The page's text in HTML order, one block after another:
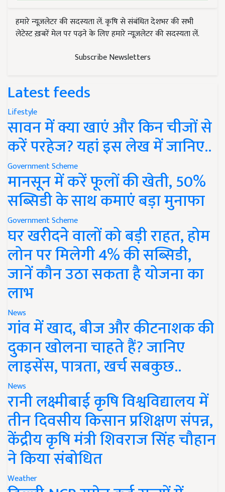
हमारे न्यूज़लेटर की सदस्यता लें. कृषि से संबंधित देशभर की सभी
लेटेस्ट ख़बरें मेल पर पढ़ने के लिए हमारे न्यूज़लेटर की सदस्यता लें.
Subscribe Newsletters
Latest feeds
Lifestyle
सावन में क्या खाएं और किन चीजों से
करें परहेज? यहां इस लेख में जानिए..
Government Scheme
मानसून में करें फूलों की खेती, 50%
सब्सिडी के साथ कमाएं बड़ा मुनाफा
Government Scheme
घर खरीदने वालों को बड़ी राहत, होम
लोन पर मिलेगी 4% की सब्सिडी,
जानें कौन उठा सकता है योजना का
लाभ
News
गांव में खाद, बीज और कीटनाशक की
दुकान खोलना चाहते हैं? जानिए
लाइसेंस, पात्रता, खर्च सबकुछ..
News
रानी लक्ष्मीबाई कृषि विश्वविद्यालय में
तीन दिवसीय किसान प्रशिक्षण संपन्न,
केंद्रीय कृषि मंत्री शिवराज सिंह चौहान
ने किया संबोधित
Weather